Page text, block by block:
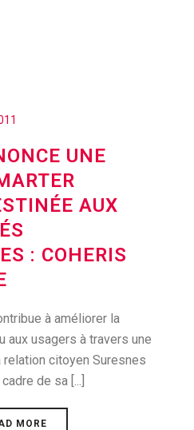
UNE
AUX
: COHERIS
à améliorer la
aux usagers à travers une
citoyen Suresnes
de sa [...]
MORE